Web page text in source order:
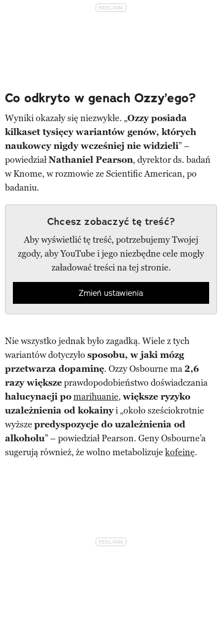
Co odkryto w genach Ozzy’ego?
Wyniki okazały się niezwykłe. „Ozzy posiada
kilkaset tysięcy wariantów genów, których
naukowcy nigdy wcześniej nie widzieli” –
powiedziałNathaniel Pearson, dyrektor ds. badań
w Knome, w rozmowie ze Scientific American, po
badaniu.
Chcesz zobaczyć tę treść?
Aby wyświetlić tę treść, potrzebujemy Twojej
zgody, aby YouTube i jego niezbędne cele mogły
załadować treści na tej stronie.
Zmień ustawienia
Nie wszystko jednak było zagadką. Wiele z tych
wariantów dotyczyło sposobu, w jaki mózg
przetwarza dopaminę. Ozzy Osbourne ma 2,6
razy większeprawdopodobieństwo doświadczania
halucynacji pomarihuanie, większe ryzyko
uzależnienia od kokainyi „około sześciokrotnie
wyższe predyspozycje do uzależnienia od
alkoholu” – powiedział Pearson. Geny Osbourne’a
sugerują również, że wolno metabolizuje kofeinę.